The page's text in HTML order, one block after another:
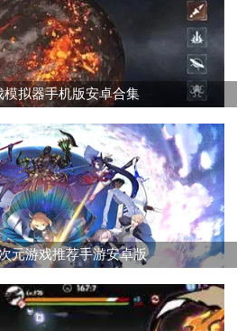
模拟器手机版安卓合集
元游戏推荐手游安卓版